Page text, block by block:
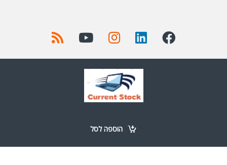
הוספה לסל